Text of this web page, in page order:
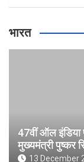
भारत
47वीं ऑल
मुख्यमंत्री पुष्कर
13 December